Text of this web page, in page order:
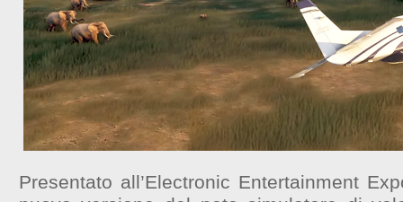
Presentato all’Electronic Entertainment